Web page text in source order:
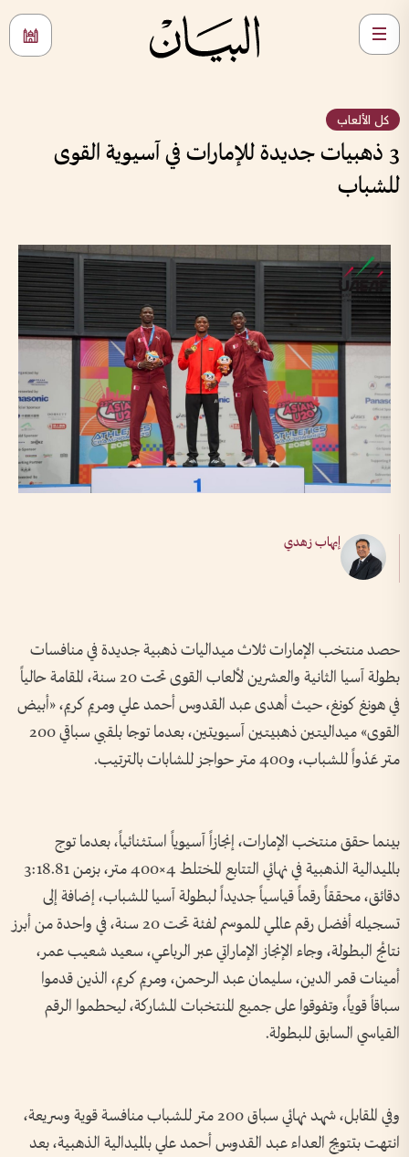
كل الألعاب
3 ذهبيات جديدة للإمارات في آسيوية القوى
للشباب
إيهاب زهدي
حصد منتخب الإمارات ثلاث ميداليات ذهبية جديدة في منافسات
بطولة آسيا الثانية والعشرين لألعاب القوى تحت 20 سنة، المقامة حالياً
في هونغ كونغ، حيث أهدى عبد القدوس أحمد علي ومريم كريم، «أبيض
القوى» ميداليتين ذهبيتين آسيويتين، بعدما توجا بلقبي سباقي 200
متر عَدْواً للشباب، و400 متر حواجز للشابات بالترتيب.
بينما حقق منتخب الإمارات، إنجازاً آسيوياً استثنائياً، بعدما توج
بالميدالية الذهبية في نهائي التتابع المختلط 4×400 متر، بزمن 3:18.81
دقائق، محققاً رقماً قياسياً جديداً لبطولة آسيا للشباب، إضافة إلى
تسجيله أفضل رقم عالمي للموسم لفئة تحت 20 سنة، في واحدة من أبرز
نتائج البطولة، وجاء الإنجاز الإماراتي عبر الرباعي، سعيد شعيب عمر،
أمينات قمر الدين، سليمان عبد الرحمن، ومريم كريم، الذين قدموا
سباقاً قوياً، وتفوقوا على جميع المنتخبات المشاركة، ليحطموا الرقم
القياسي السابق للبطولة.
وفي المقابل، شهد نهائي سباق 200 متر للشباب منافسة قوية وسريعة،
انتهت بتتويج العداء عبد القدوس أحمد علي بالميدالية الذهبية، بعد